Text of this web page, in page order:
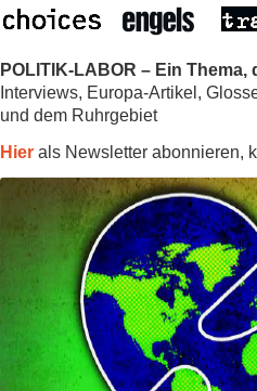
POLITIK-LABOR – Ein
Interviews, Europa-Artikel,
und dem Ruhrgebiet
Hier als Newsletter abonnieren,